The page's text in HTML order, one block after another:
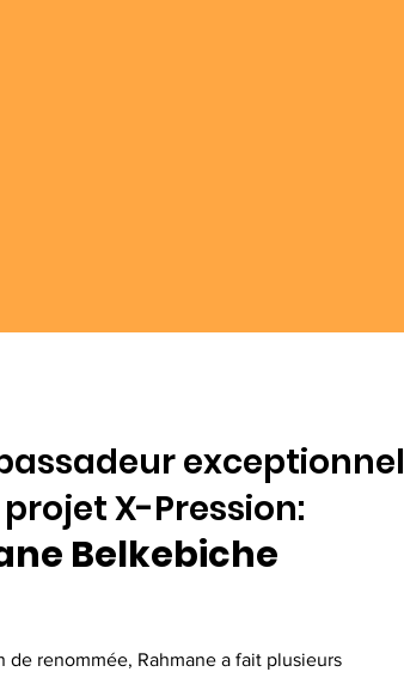
exceptionnel
X-Pression:
Belkebiche
de renommée, Rahmane a fait plusieurs